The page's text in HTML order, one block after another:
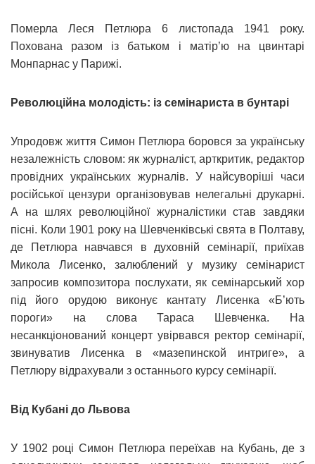
Померла Леся Петлюра 6 листопада 1941 року.
Похована разом із батьком і матір’ю на цвинтарі
Монпарнас у Парижі.
Революційна молодість: із семінариста в бунтарі
Упродовж життя Симон Петлюра боровся за українську
незалежність словом: як журналіст, арткритик, редактор
провідних українських журналів. У найсуворіші часи
російської цензури організовував нелегальні друкарні.
А на шлях революційної журналістики став завдяки
пісні. Коли 1901 року на Шевченківські свята в Полтаву,
де Петлюра навчався в духовній семінарії, приїхав
Микола Лисенко, залюблений у музику семінарист
запросив композитора послухати, як семінарський хор
під його орудою виконує кантату Лисенка «Б’ють
пороги» на слова Тараса Шевченка. На
несанкціонований концерт увірвався ректор семінарії,
звинуватив Лисенка в «мазепинской интриге», а
Петлюру відрахували з останнього курсу семінарії.
Від Кубані до Львова
У 1902 році Симон Петлюра переїхав на Кубань, де з